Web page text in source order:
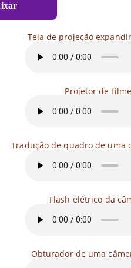
Tela de projeção
Projetor de filme
Tradução de quadro de uma
Flash elétrico da
Obturador de uma